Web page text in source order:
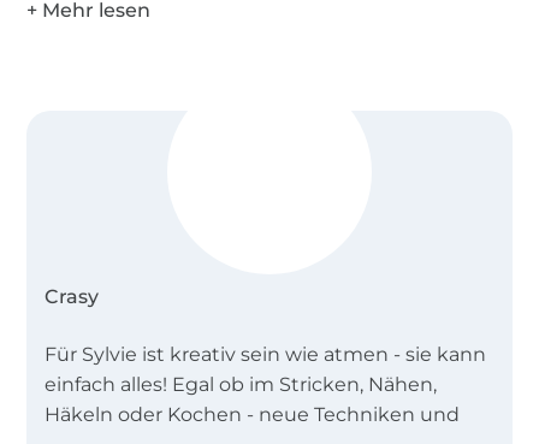
Crasy
Für Sylvie ist kreativ sein wie atmen - sie kann
einfach alles! Egal ob im Stricken, Nähen,
Häkeln oder Kochen - neue Techniken und